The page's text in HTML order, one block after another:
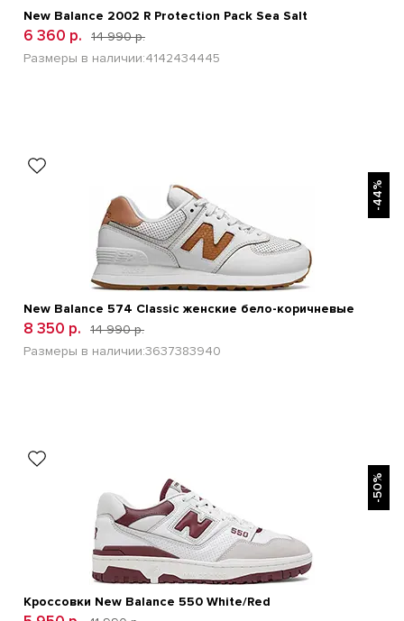
New Balance 2002 R Protection Pack Sea Salt
6 360 р.
14 990 р.
Размеры в наличии:4142434445
-44%
New Balance 574 Classic женские бело-коричневые
8 350 р.
14 990 р.
Размеры в наличии:3637383940
-50%
Кроссовки New Balance 550 White/Red